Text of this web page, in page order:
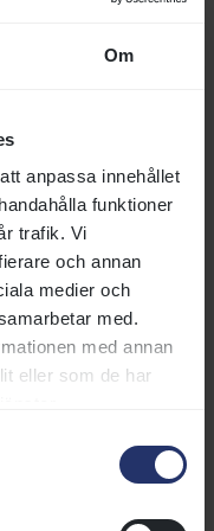
Om
anpassa innehållet
funktioner
trafik. Vi
och annan
medier och
med.
med annan
eller som de har
i Skåne
Lilius berättade om
framhöll att det
bana ska byggas,
Just nu
att Svensk
i Bara. En
kosta
Vi bedöms ha svårt
stor osäkerhet
då en